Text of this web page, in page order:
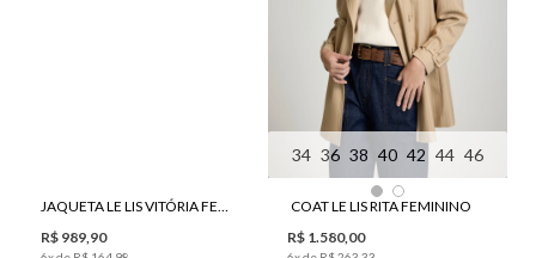
JAQUETA LE LIS VITÓRIA FEMININA
R$ 989 90
34 36 38 40 42 44 46
COAT LE LIS RITA FEMININO
R$ 1.580, 00